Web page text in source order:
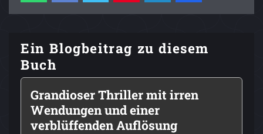
Ein Blogbeitrag zu diesem
Buch
Grandioser Thriller mit irren
Wendungen und einer
verblüffenden Auflösung